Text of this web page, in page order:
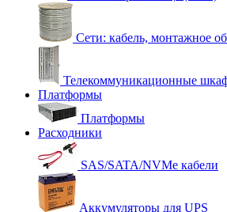
Сети: кабель, монтажное
Телекоммуникационные
Платформы
Платформы
Расходники
SAS/SATA/NVMe кабели
Аккумуляторы для UPS